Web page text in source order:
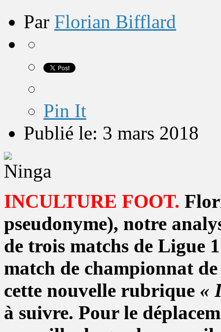
Par Florian Bifflard
Pin It
Publié le: 3 mars 2018
INCULTURE FOOT.
pseudonyme), notre
de trois matchs de Ligue
match de championnat
cette nouvelle rubrique «
à suivre. Pour le